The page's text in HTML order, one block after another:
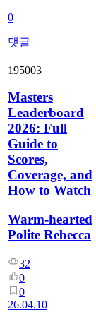
0
댓글
195003
Masters
Leaderboard
2026: Full
Guide to
Scores,
Coverage, and
How to Watch
Warm-hearted
Polite Rebecca
32
0
0
26.04.10